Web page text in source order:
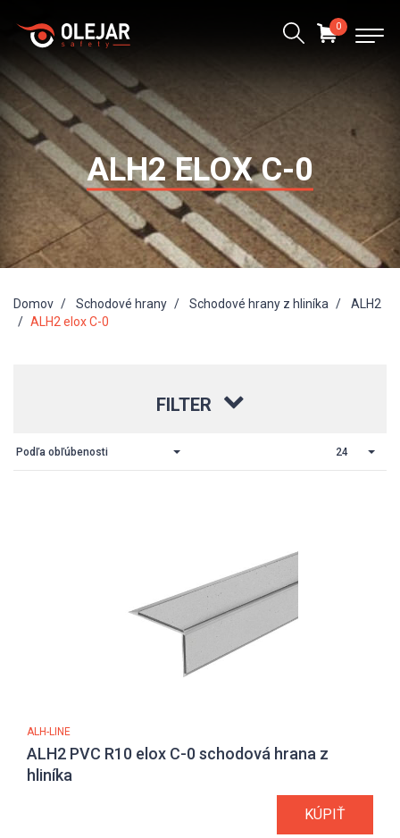
ALH2 ELOX C-0
Domov Schodové hrany Schodové hrany z hliníka
ALH2
ALH2 elox C-0
FILTER
Podľa obľúbenosti 24
ALH-LINE
ALH2 PVC R10 elox C-0 schodová hrana z
hliníka
KÚPIŤ
0